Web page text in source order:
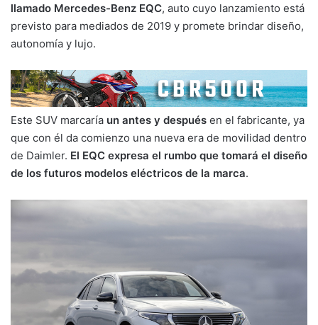
llamado Mercedes-Benz EQC, auto cuyo lanzamiento está
previsto para mediados de 2019 y promete brindar diseño,
autonomía y lujo.
Este SUV marcaría un antes y después en el fabricante, ya
que con él da comienzo una nueva era de movilidad dentro
de Daimler. El EQC expresa el rumbo que tomará el diseño
de los futuros modelos eléctricos de la marca.